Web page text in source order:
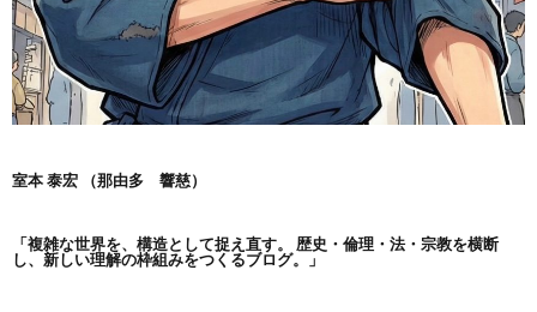
室本 泰宏 （那由多 響慈）
「複雑な世界を、構造として捉え直す。
歴史・倫理・法・宗教を横断
し、新しい理解の枠組みをつくるブログ。」